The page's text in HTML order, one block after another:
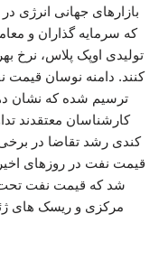
بازارهای جهانی
که سرمایه گذاران و
تولیدی اوپک پلاس، نرخ
ترسیم شده که نشان
کارشناسان معتقدند
کندی رشد تقاضا در
قیمت نفت در روزهای
شد که قیمت نفت تحت
مرکزی و ریسک های